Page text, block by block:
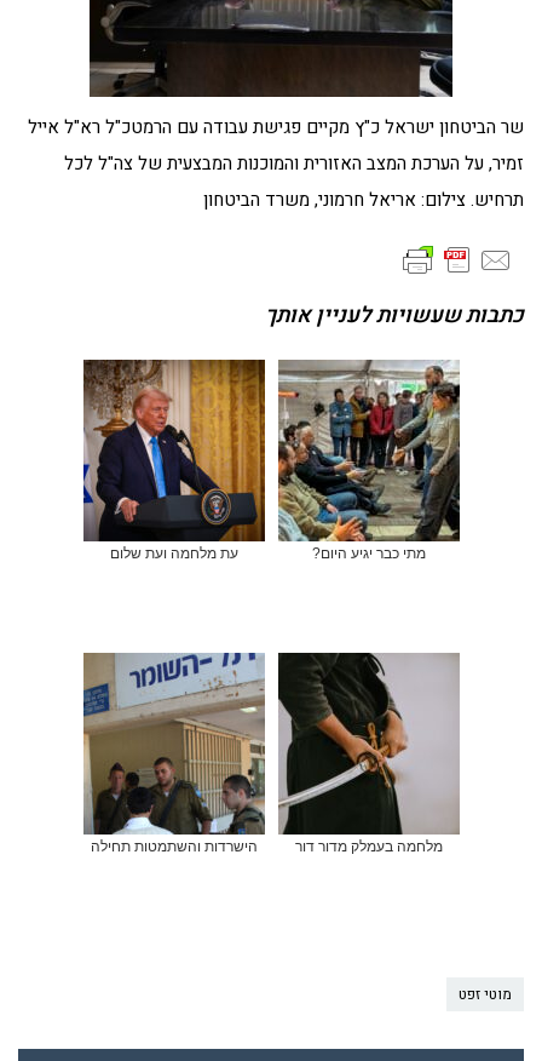
שר הביטחון ישראל כ"ץ מקיים פגישת עבודה עם הרמטכ"ל רא"ל אייל
זמיר, על הערכת המצב האזורית והמוכנות המבצעית של צה"ל לכל
תרחיש. צילום: אריאל חרמוני, משרד הביטחון
כתבות שעשויות לעניין אותך
מתי כבר יגיע היום? עת מלחמה ועת שלום
מלחמה בעמלק מדור דור הישרדות והשתמטות תחילה
מוטי זפט